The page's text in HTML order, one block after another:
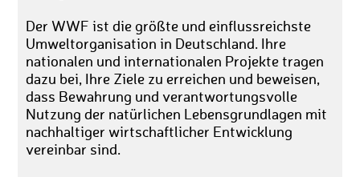
Der WWF ist die größte und einflussreichste
Umweltorganisation in Deutschland. Ihre
nationalen und internationalen Projekte tragen
dazu bei, Ihre Ziele zu erreichen und beweisen,
dass Bewahrung und verantwortungsvolle
Nutzung der natürlichen Lebensgrundlagen mit
nachhaltiger wirtschaftlicher Entwicklung
vereinbar sind.